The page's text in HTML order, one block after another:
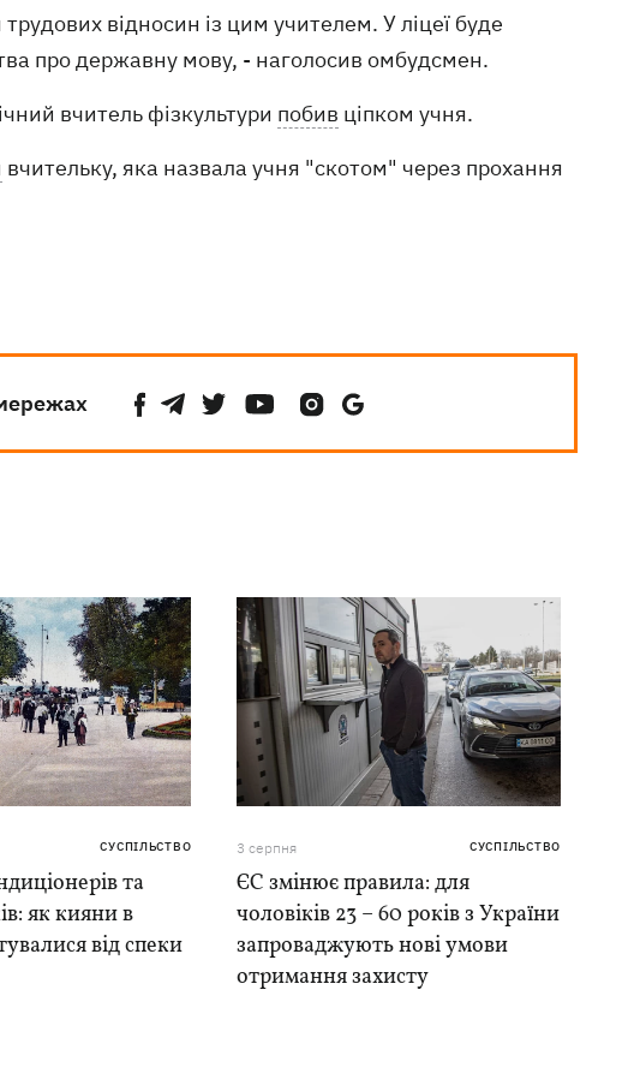
відносин із цим учителем. У ліцеї буде
про державну мову, - наголосив омбудсмен.
вчитель фізкультури побив ціпком учня.
вчительку, яка назвала учня "скотом" через прохання
СУСПІЛЬСТВО
та
як кияни в
від спеки
3 серпня СУСПІЛЬСТВО
ЄС змінює правила: для
чоловіків 23 – 60 років з України
запроваджують нові умови
отримання захисту